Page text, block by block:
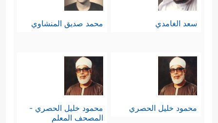
سعد الغامدي محمد صديق المنشاوي
محمود خليل الحصري
محمود خليل الحصري -
المصحف المعلم